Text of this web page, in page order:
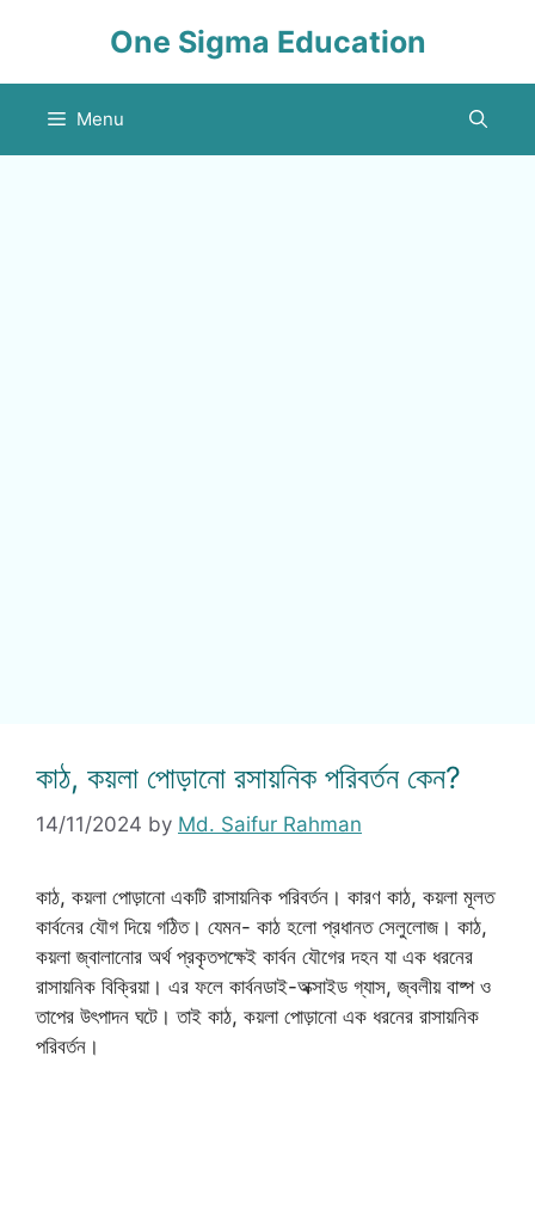
One Sigma Education
Menu
কাঠ, কয়লা পোড়ানো রসায়নিক পরিবর্তন কেন?
14/11/2024 by Md. Saifur Rahman
কাঠ, কয়লা পোড়ানো একটি রাসায়নিক পরিবর্তন। কারণ কাঠ, কয়লা মূলত
কার্বনের যৌগ দিয়ে গঠিত। যেমন- কাঠ হলো প্রধানত সেলুলোজ। কাঠ,
কয়লা জ্বালানোর অর্থ প্রকৃতপক্ষেই কার্বন যৌগের দহন যা এক ধরনের
রাসায়নিক বিক্রিয়া। এর ফলে কার্বনডাই-অক্সাইড গ্যাস, জ্বলীয় বাষ্প ও
তাপের উৎপাদন ঘটে। তাই কাঠ, কয়লা পোড়ানো এক ধরনের রাসায়নিক
পরিবর্তন।